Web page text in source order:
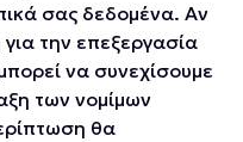
σας δεδομένα. Αν
την επεξεργασία
να συνεχίσουμε
των νομίμων
θα